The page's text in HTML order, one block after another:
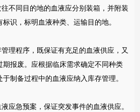
不同目的地的血液应分别装箱，并附装
识，标明血液种类、运输目的地。
理程序，既保证有充足的血液供应，又
期报废。应根据临床需求确定不同种类
制备过程中的血液应纳入库存管理。
应急预案，保证突发事件的血液供应。